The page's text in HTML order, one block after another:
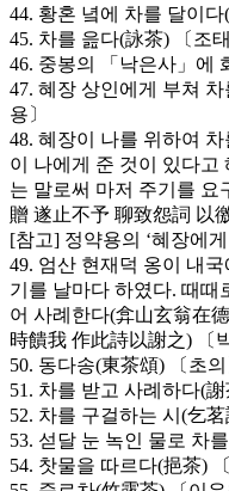
44. 황혼 녘에 차를 달이다
45. 차를 읊다(詠茶) 〔조태
46. 중봉의 「낙은사」에
47. 혜장 상인에게 부쳐
용〕
48. 혜장이 나를 위하여
이 나에게 준 것이 있다고
는 말로써 마저 주기를
贈 遂止不予 聊致怨詞 以
[참고] 정약용의 ‘혜장에
49. 엄산 현재덕 옹이 내
기를 날마다 하였다. 때때
어 사례한다(弇山玄翁在
時饋我 作此詩以謝之) 〔
50. 동다송(東茶頌) 〔초의
51. 차를 받고 사례하다(謝
52. 차를 구걸하는 시(乞茗
53. 섣달 눈 녹인 물로 차
54. 찻물을 따르다(挹茶)